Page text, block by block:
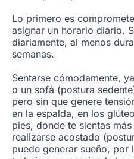
Lo primero es
asignar un horario diario.
diariamente, al menos
semanas.
Sentarse cómodamente,
o un sofá (postura
pero sin que genere
en la espalda, en los
pies, donde te sientas
realizarse acostado
puede generar sueño, por